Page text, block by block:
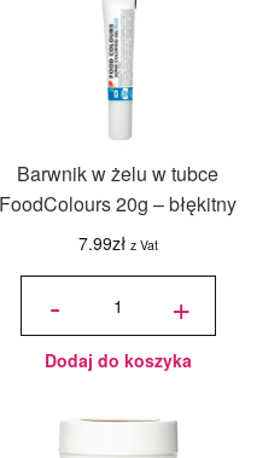
Barwnik w żelu w tubce
FoodColours 20g – błękitny
7.99zł z Vat
-
ilość Barwnik
FoodColours
20g - +
Dodaj do koszyka